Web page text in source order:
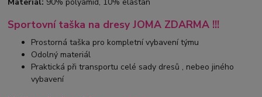
Sportovní taška na dresy JOMA ZDARMA !!!
Prostorná taška pro kompletní vybavení týmu
Odolný materiál
Praktická při transportu celé sady dresů , nebeo jiného
vybavení